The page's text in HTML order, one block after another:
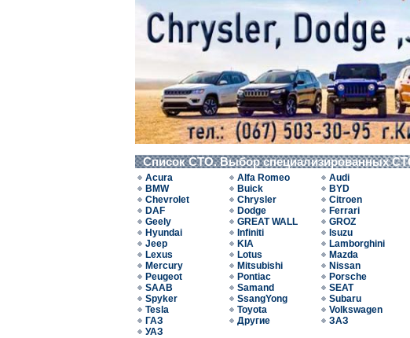
Список СТО. Выбор специализированных
Acura Alfa Romeo Audi
BMW
Buick BYD
Chevrolet
Chrysler Citroen
DAF
Dodge Ferrari
Geely
GREAT WALL GROZ
Hyundai
Infiniti Isuzu
Jeep
KIA Lamborghini
Lexus
Lotus Mazda
Mercury
Mitsubishi Nissan
Peugeot
Pontiac Porsche
SAAB
Samand SEAT
Spyker
SsangYong Subaru
Tesla
Toyota Volkswagen
ГАЗ
Другие ЗАЗ
УАЗ